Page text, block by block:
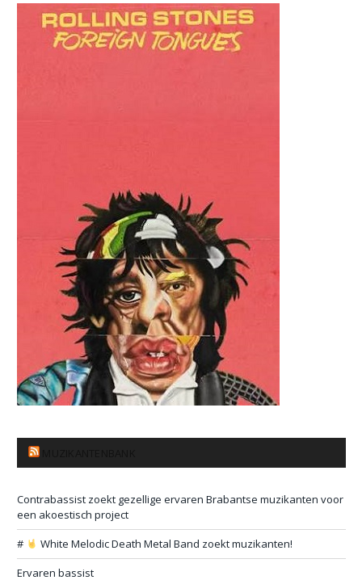
Contrabassist zoekt gezellige ervaren Brabantse muzikanten voor
een akoestisch project
#
White Melodic Death Metal Band zoekt muzikanten!
Ervaren bassist